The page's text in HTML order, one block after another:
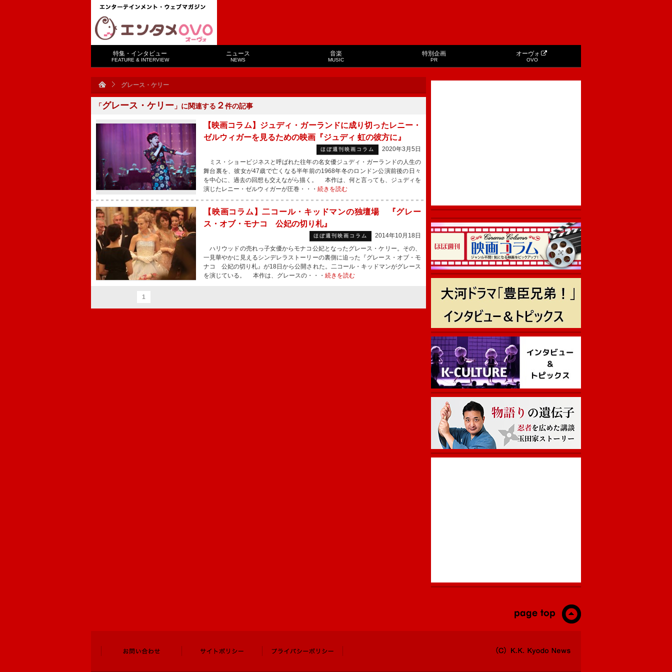
特集・インタビュー
FEATURE & INTERVIEW
ニュース
NEWS
音楽
MUSIC
特別企画
PR
オーヴォ
OVO
グレース・ケリー
「グレース・ケリー 」に関連する ２件の記事
【映画コラム】ジュディ・ガーランドに成り切ったレニー・
ゼルウィガーを見るための映画『ジュディ 虹の彼方に』
ほぼ週刊映画コラム
2020年3月5日
ミス・ショービジネスと呼ばれた往年の名女優ジュディ・ガーランドの人生の
舞台裏を、彼女が47歳で亡くなる半年前の1968年冬のロンドン公演前後の日々
を中心に、過去の回想も交えながら描く。 本作は、何と言っても、ジュディを
演じたレニー・ゼルウィガーが圧巻・・・ 続きを読む
【映画コラム】二コール・キッドマンの独壇場 『グレー
ス・オブ・モナコ 公妃の切り札』
ほぼ週刊映画コラム
2014年10月18日
ハリウッドの売れっ子女優からモナコ公妃となったグレース・ケリー。その、
一見華やかに見えるシンデレラストーリーの裏側に迫った『グレース・オブ・モ
ナコ 公妃の切り札』が18日から公開された。二コール・キッドマンがグレース
を演じている。 本作は、グレースの・・・ 続きを読む
1